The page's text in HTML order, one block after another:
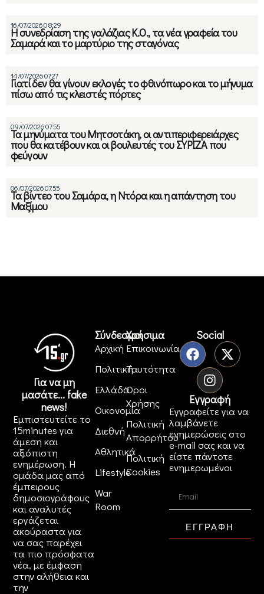
16/07/2026 08:29
Η συνεδρίαση της γαλάζιας Κ.Ο., τα νέα γραφεία του
Σαμαρά και το μαρτύριο της σταγόνας
14/07/2026 07:27
Γιατί δεν θα γίνουν εκλογές το φθινόπωρο και το μήνυμα
πίσω από τις κλειστές πόρτες
09/07/2026 07:55
Τα μηνύματα του Μητσοτάκη, οι αντιπεριφερειάρχες
που θα κατέβουν και οι βουλευτές του ΣΥΡΙΖΑ που
φεύγουν
06/07/2026 07:55
Τα βίντεο του Σαμάρα, η Ντόρα και η απάντηση του
Μαξίμου
Για να μη
μασάτε... fake
news!
Εμπιστευτείτε το
15minutes για
άμεση και
αξιόπιστη
ενημέρωση. Η
ομάδα μας από
έμπειρους
δημοσιογράφους
και αναλυτές
εργάζεται
ακούραστα για
να σας παρέχει
τα πιο πρόσφατα
νέα, με έμφαση
στην αλήθεια και
την
Σύνδεσμοι
Αρχική
Πολιτική
Ελλάδα
Οικονομία
Διεθνή
Αθλητικά
Lifestyle
War
Room
Χρήσιμα
Επικοινωνία
Ταυτότητα
Όροι
Χρήσης
Πολιτική
Απορρήτου
Πολιτική
Cookies
Social
Εγγραφή
Εγγραφείτε για να
λαμβάνετε
ενημερώσεις στο
e-mail σας και να
είστε πάντοτε
ενημερωμένοι
ΕΓΓΡΑΦΗ